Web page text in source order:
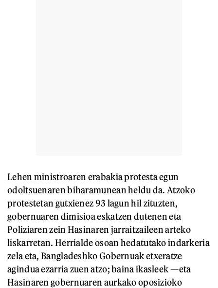
Lehen ministroaren erabakia protesta egun
odoltsuenaren biharamunean heldu da. Atzoko
protestetan gutxienez 93 lagun hil zituzten,
gobernuaren dimisioa eskatzen dutenen eta
Poliziaren zein Hasinaren jarraitzaileen arteko
liskarretan. Herrialde osoan hedatutako indarkeria
zela eta, Bangladeshko Gobernuak etxeratze
agindua ezarria zuen atzo; baina ikasleek —eta
Hasinaren gobernuaren aurkako oposizioko